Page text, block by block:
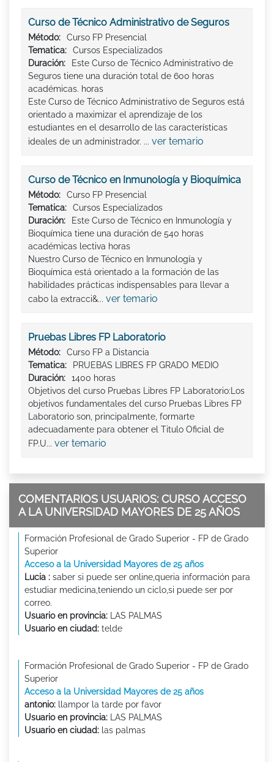
Curso de Técnico Administrativo de Seguros
Método:
Curso FP Presencial
Tematica:
Cursos Especializados
Duración:
Este Curso de Técnico Administrativo de
Seguros tiene una duración total de 600 horas
académicas. horas
Este Curso de Técnico Administrativo de Seguros está
orientado a maximizar el aprendizaje de los
estudiantes en el desarrollo de las características
ideales de un administrador. ... ver temario
Curso de Técnico en Inmunología y Bioquímica
Método:
Curso FP Presencial
Tematica:
Cursos Especializados
Duración:
Este Curso de Técnico en Inmunología y
Bioquímica tiene una duración de 540 horas
académicas lectiva horas
Nuestro Curso de Técnico en Inmunología y
Bioquímica está orientado a la formación de las
habilidades prácticas indispensables para llevar a
cabo la extracci&... ver temario
Pruebas Libres FP Laboratorio
Método:
Curso FP a Distancia
Tematica:
PRUEBAS LIBRES FP GRADO MEDIO
Duración:
1400 horas
Objetivos del curso Pruebas Libres FP Laboratorio:Los
objetivos fundamentales del curso Pruebas Libres FP
Laboratorio son, principalmente, formarte
adecuadamente para obtener el Titulo Oficial de
FP.U... ver temario
COMENTARIOS USUARIOS: CURSO ACCESO
A LA UNIVERSIDAD MAYORES DE 25 AÑOS
Formación Profesional de Grado Superior - FP de Grado
Superior
Acceso a la Universidad Mayores de 25 años
Lucia : saber si puede ser online,queria información para
estudiar medicina,teniendo un ciclo,si puede ser por
correo.
Usuario en provincia: LAS PALMAS
Usuario en ciudad: telde
Formación Profesional de Grado Superior - FP de Grado
Superior
Acceso a la Universidad Mayores de 25 años
antonio: llampor la tarde por favor
Usuario en provincia: LAS PALMAS
Usuario en ciudad: las palmas